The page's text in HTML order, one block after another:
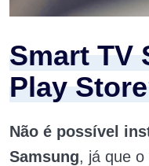
Smart TV
Play
Não é possível
Samsung, já que o